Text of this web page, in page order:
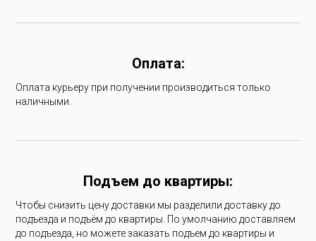
Оплата:
Оплата курьеру при получении производиться только
наличными.
Подъем до квартиры:
Чтобы снизить цену доставки мы разделили доставку до
подъезда и подъём до квартиры. По умолчанию доставляем
до подъезда, но можете заказать подъем до квартиры и